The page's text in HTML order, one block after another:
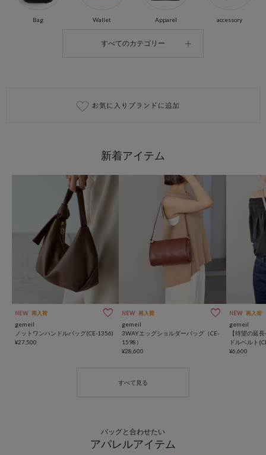
Bag Wallet Apparel accessory
すべてのカテゴリー
NEW 再入荷
gemeil
ノットワンハンドルバッグ(CE-1356)
¥27,500
NEW 再入荷
gemeil
3WAYエッグショルダーバッグ（CE-
1598）
¥28,600
NEW 再入荷
gemeil
【待望の延
ドルベルト
¥6,600
バッグと合わせたい
アパレルアイテム